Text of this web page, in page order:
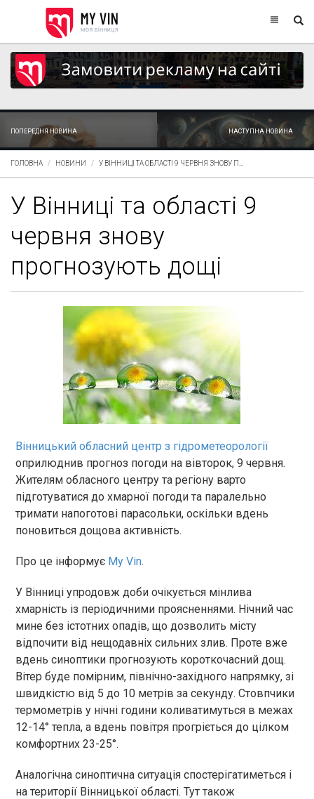
ПОПЕРЕДНЯ НОВИНА НАСТУПНА НОВИНА
ГОЛОВНА НОВИНИ У ВІННИЦІ ТА ОБЛАСТІ 9 ЧЕРВНЯ ЗНОВУ П...
У Вінниці та області 9
червня знову
прогнозують дощі
Вінницький обласний центр з гідрометеорології
оприлюднив прогноз погоди на вівторок, 9 червня.
Жителям обласного центру та регіону варто
підготуватися до хмарної погоди та паралельно
тримати напоготові парасольки, оскільки вдень
поновиться дощова активність.
Про це інформує My Vin.
У Вінниці упродовж доби очікується мінлива
хмарність із періодичними проясненнями. Нічний час
мине без істотних опадів, що дозволить місту
відпочити від нещодавніх сильних злив. Проте вже
вдень синоптики прогнозують короткочасний дощ.
Вітер буде помірним, північно-західного напрямку, зі
швидкістю від 5 до 10 метрів за секунду. Стовпчики
термометрів у нічні години коливатимуться в межах
12-14° тепла, а вдень повітря прогріється до цілком
комфортних 23-25°.
Аналогічна синоптична ситуація спостерігатиметься і
на території Вінницької області. Тут також